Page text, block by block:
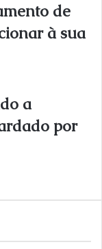
de
à sua
a
por